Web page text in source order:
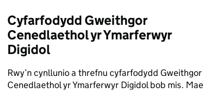
Cyfarfodydd Gweithgor
Cenedlaethol yr Ymarferwyr
Digidol
Rwy’n cynllunio a threfnu cyfarfodydd Gweithgor
Cenedlaethol yr Ymarferwyr Digidol bob mis. Mae